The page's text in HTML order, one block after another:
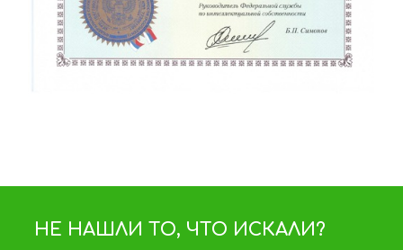
НЕ НАШЛИ ТО, ЧТО ИСКАЛИ?